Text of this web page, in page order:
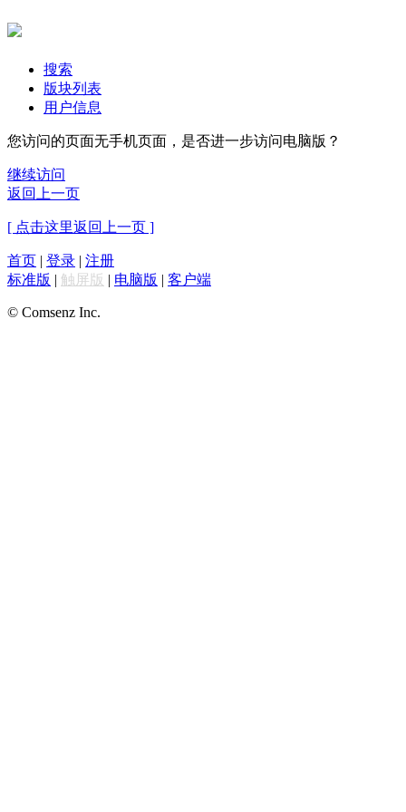
搜索
版块列表
用户信息
您访问的页面无手机页面，是否进一步访问电脑版？
继续访问
返回上一页
[ 点击这里返回上一页 ]
首页 | 登录 | 注册
标准版 | 触屏版 | 电脑版 | 客户端
© Comsenz Inc.